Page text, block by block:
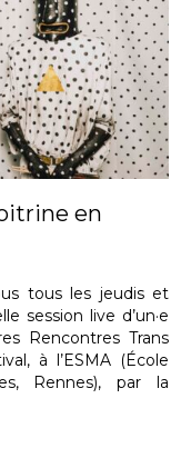
en
tous les jeudis et
session live d’un·e
Rencontres Trans
à l’ESMA (École
Rennes), par la